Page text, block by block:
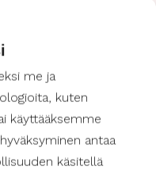
me ja
kuten
käyttääksemme
antaa
käsitellä
sen merkitys on
ja -tapahtumia
Tampere,
Alueella